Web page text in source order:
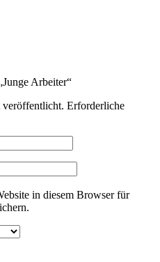
Arbeiter“
Erforderliche
in diesem Browser für